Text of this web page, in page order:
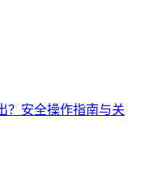
？安全操作指南与关